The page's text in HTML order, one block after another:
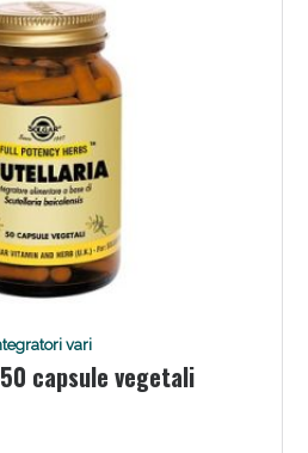
vari
capsule vegetali
Sconto fino al 55% valido